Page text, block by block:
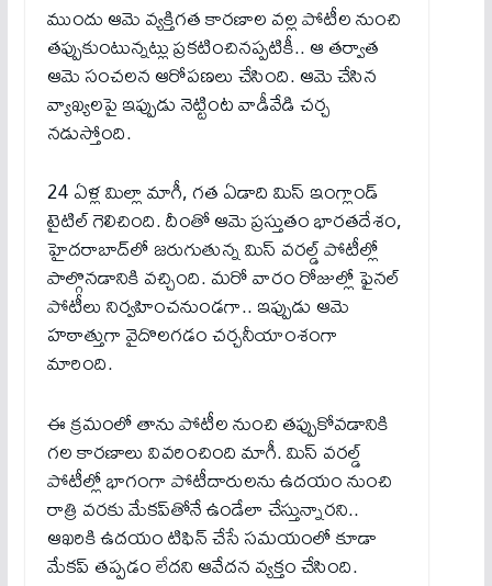
ముందు ఆమె వ్యక్తిగత కారణాల వల్ల పోటీల నుంచి
తప్పుకుంటున్నట్లు ప్రకటించినప్పటికీ.. ఆ తర్వాత
ఆమె సంచలన ఆరోపణలు చేసింది. ఆమె చేసిన
వ్యాఖ్యలపై ఇప్పుడు నెట్టింట వాడీవేడి చర్చ
నడుస్తోంది.
24 ఏళ్ల మిల్లా మాగీ, గత ఏడాది మిస్ ఇంగ్లాండ్
టైటిల్ గెలిచింది. దీంతో ఆమె ప్రస్తుతం భారతదేశం,
హైదరాబాద్‌లో జరుగుతున్న మిస్ వరల్డ్ పోటీల్లో
పాల్గొనడానికి వచ్చింది. మరో వారం రోజుల్లో ఫైనల్
పోటీలు నిర్వహించనుండగా.. ఇప్పుడు ఆమె
హఠాత్తుగా వైదొలగడం చర్చనీయాంశంగా
మారింది.
ఈ క్రమంలో తాను పోటీల నుంచి తప్పుకోవడానికి
గల కారణాలు వివరించింది మాగీ. మిస్ వరల్డ్
పోటీల్లో భాగంగా పోటీదారులను ఉదయం నుంచి
రాత్రి వరకు మేకప్‌తోనే ఉండేలా చేస్తున్నారని..
ఆఖరికి ఉదయం టిఫిన్ చేసే సమయంలో కూడా
మేకప్ తప్పడం లేదని ఆవేదన వ్యక్తం చేసింది.